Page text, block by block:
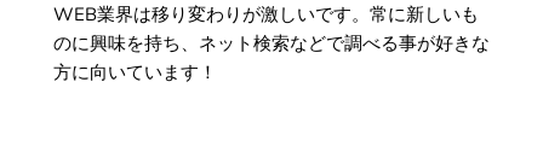
WEB業界は移り変わりが激しいです。常に新しいも
のに興味を持ち、ネット検索などで調べる事が好きな
方に向いています！